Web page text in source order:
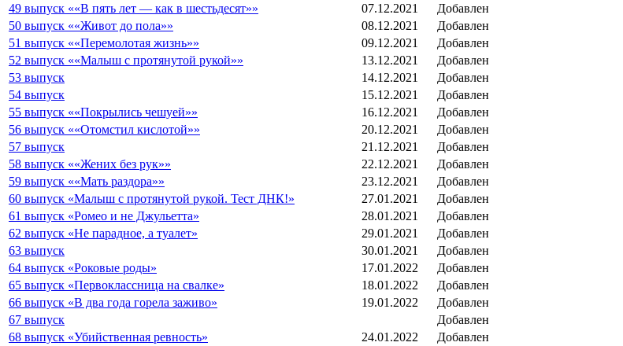
49 выпуск ««В пять лет — как в шестьдесят»»
07.12.2021
Добавлен
50 выпуск ««Живот до пола»»
08.12.2021
Добавлен
51 выпуск ««Перемолотая жизнь»»
09.12.2021
Добавлен
52 выпуск ««Малыш с протянутой рукой»»
13.12.2021
Добавлен
53 выпуск
14.12.2021
Добавлен
54 выпуск
15.12.2021
Добавлен
55 выпуск ««Покрылись чешуей»»
16.12.2021
Добавлен
56 выпуск ««Отомстил кислотой»»
20.12.2021
Добавлен
57 выпуск
21.12.2021
Добавлен
58 выпуск ««Жених без рук»»
22.12.2021
Добавлен
59 выпуск ««Мать раздора»»
23.12.2021
Добавлен
60 выпуск «Малыш с протянутой рукой. Тест ДНК!»
27.01.2021
Добавлен
61 выпуск «Ромео и не Джульетта»
28.01.2021
Добавлен
62 выпуск «Не парадное, а туалет»
29.01.2021
Добавлен
63 выпуск
30.01.2021
Добавлен
64 выпуск «Роковые роды»
17.01.2022
Добавлен
65 выпуск «Первоклассница на свалке»
18.01.2022
Добавлен
66 выпуск «В два года горела заживо»
19.01.2022
Добавлен
67 выпуск
Добавлен
68 выпуск «Убийственная ревность»
24.01.2022
Добавлен